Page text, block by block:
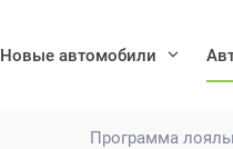
Программа
Новые автомобили